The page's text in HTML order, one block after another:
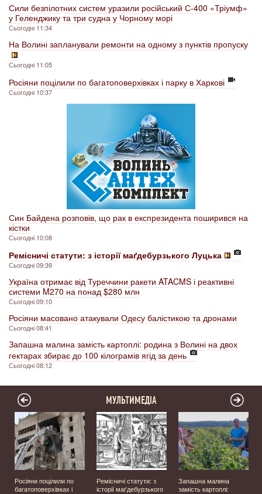
Сили безпілотних систем уразили російський С-400 «Тріумф»
у Геленджику та три судна у Чорному морі
Сьогодні 11:34
На Волині запланували ремонти на одному з пунктів пропуску
Сьогодні 11:05
Росіяни поцілили по багатоповерхівках і парку в Харкові
Сьогодні 10:37
Син Байдена розповів, що рак в експрезидента поширився на
кістки
Сьогодні 10:08
Ремісничі статути: з історії маґдебурзького Луцька
Сьогодні 09:39
Україна отримає від Туреччини ракети ATACMS і реактивні
системи M270 на понад $280 млн
Сьогодні 09:10
Росіяни масовано атакували Одесу балістикою та дронами
Сьогодні 08:41
Запашна малина замість картоплі: родина з Волині на двох
гектарах збирає до 100 кілограмів ягід за день
Сьогодні 08:12
МУЛЬТИМЕДІА
Росіяни поцілили по
багатоповерхівках і
Ремісничі статути: з
історії маґдебурзького
Запашна малина
замість картоплі: